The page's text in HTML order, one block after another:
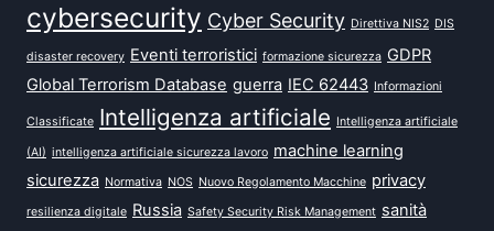
cybersecurity Cyber Security Direttiva NIS2 DIS
disaster recovery Eventi terroristici formazione sicurezza GDPR
Global Terrorism Database guerra IEC 62443 Informazioni
Classificate Intelligenza artificiale Intelligenza artificiale
(AI) intelligenza artificiale sicurezza lavoro machine learning
sicurezza Normativa NOS Nuovo Regolamento Macchine privacy
resilienza digitale Russia Safety Security Risk Management sanità